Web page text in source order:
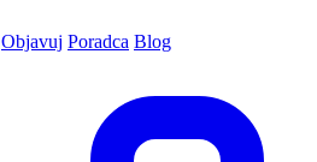
Objavuj Poradca Blog